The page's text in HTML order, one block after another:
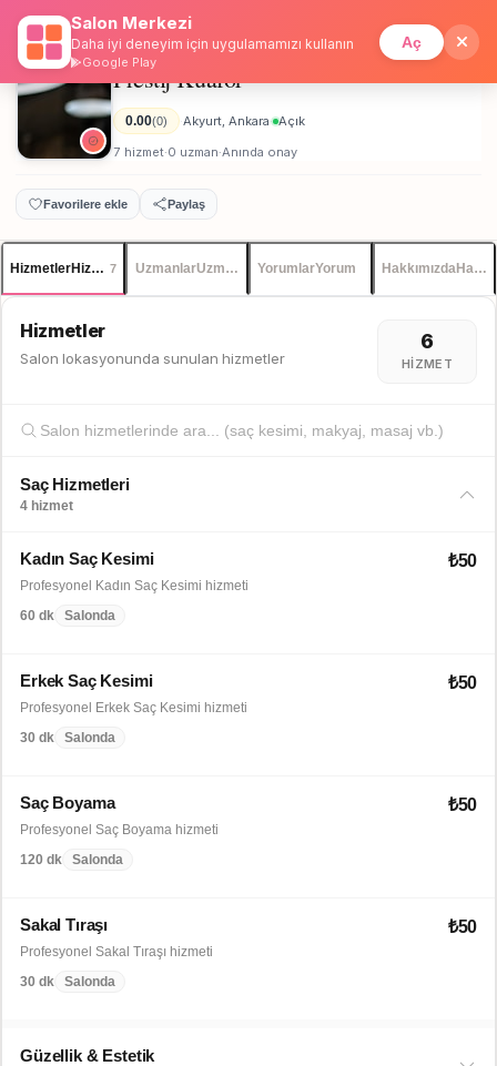
İstanbul Giriş Üye Ol
Anasayfa / Ankara / Prestij Kuaför
Prestij Kuaför
0.00(0) ·Akyurt, Ankara· Açık
7 hizmet·0 uzman·Anında onay
Favorilere ekle Paylaş
HizmetlerHizmetler
7 UzmanlarUzmanlar YorumlarYorum Hakkımızda
Hizmetler
Salon lokasyonunda sunulan hizmetler
6
HIZMET
Saç Hizmetleri
4 hizmet
Kadın Saç Kesimi
Profesyonel Kadın Saç Kesimi hizmeti
60 dk
Salonda
₺50
Erkek Saç Kesimi
Profesyonel Erkek Saç Kesimi hizmeti
30 dk
Salonda
₺50
Saç Boyama
Profesyonel Saç Boyama hizmeti
120 dk
Salonda
₺50
Sakal Tıraşı
Profesyonel Sakal Tıraşı hizmeti
30 dk
Salonda
₺50
Güzellik & Estetik
Salon Merkezi
Daha iyi deneyim için uygulamamızı kullanın
Google Play
Aç